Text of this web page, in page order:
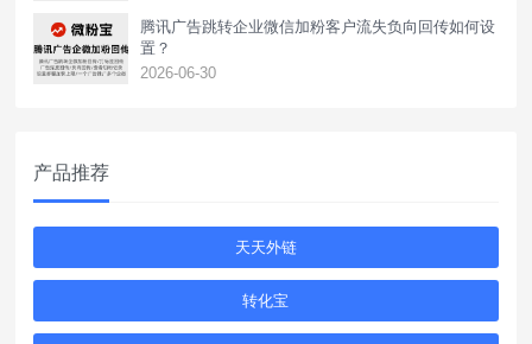
腾讯广告跳转企业微信加粉客户流失负向回传如何设
置？
2026-06-30
产品推荐
天天外链
转化宝